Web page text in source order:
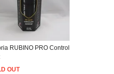
と思いました
RUBINO PRO Control
OUT